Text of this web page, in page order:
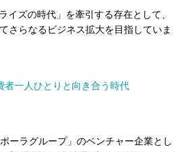
イズの時代」を牽引する存在として、
さらなるビジネス拡大を目指していま
者一人ひとりと向き合う時代
ーラグループ」のベンチャー企業とし